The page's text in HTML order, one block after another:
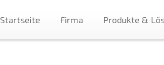
Startseite Firma Produkte &